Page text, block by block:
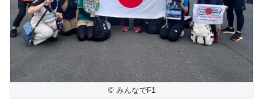
© みんなでF1